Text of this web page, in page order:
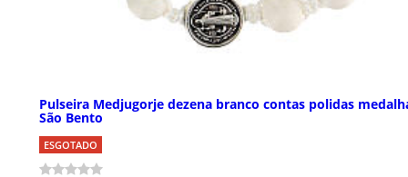
Pulseira Medjugorje dezena branco contas polidas
São Bento
ESGOTADO